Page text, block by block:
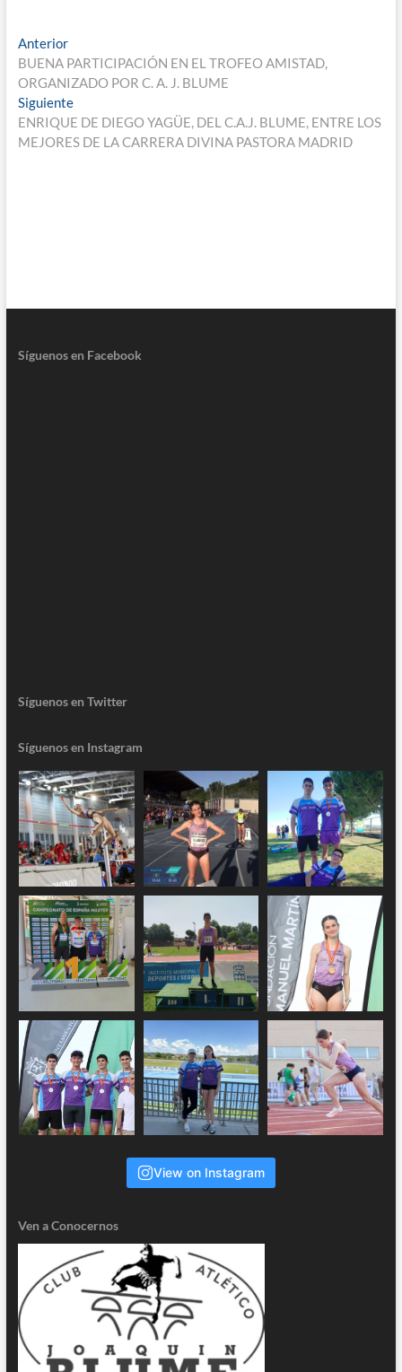
Navegación
de
entradas
AnteriorEntrada
anterior:
BUENA PARTICIPACIÓN EN EL TROFEO AMISTAD,
ORGANIZADO POR C. A. J. BLUME
SiguienteEntrada
siguiente:
ENRIQUE DE DIEGO YAGÜE, DEL C.A.J. BLUME, ENTRE LOS
MEJORES DE LA CARRERA DIVINA PASTORA MADRID
Síguenos en Facebook
Síguenos en Twitter
Síguenos en Instagram
View on Instagram
Ven a Conocernos